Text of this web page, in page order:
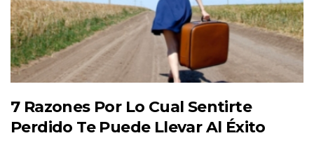
7 Razones Por Lo Cual Sentirte
Perdido Te Puede Llevar Al Éxito